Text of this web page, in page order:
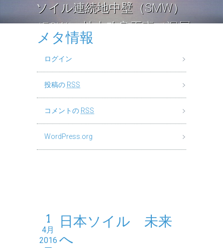
ソイル連続地中壁（SMW）
（ECW） 地中改良工事（深層
混合処理工法） ロックソイル
メタ情報
ログイン
投稿の RSS
コメントの RSS
WordPress.org
1
4月
2016
日本ソイル 未来
へ